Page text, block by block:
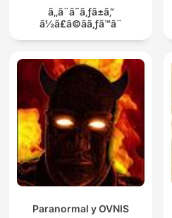
ã‚‚ã¨ã˜ã‚ƒã±ã‚“
ã½ã£ã©ãã‚ƒã™ã¨
Paranormal y OVNIS